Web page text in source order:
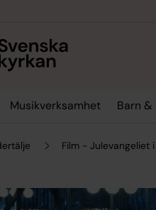
Musikverksamhet Barn &
Film - Julevangeliet